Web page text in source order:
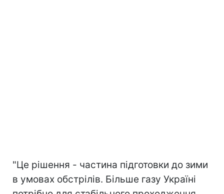
"Це рішення - частина підготовки до зими
в умовах обстрілів. Більше газу Україні